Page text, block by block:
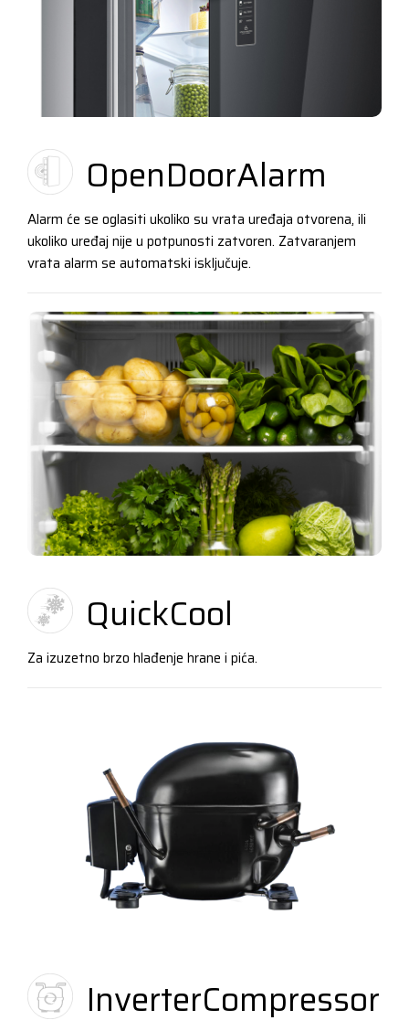
OpenDoorAlarm
Alarm će se oglasiti ukoliko su vrata uređaja otvorena, ili
ukoliko uređaj nije u potpunosti zatvoren. Zatvaranjem
vrata alarm se automatski isključuje.
QuickCool
Za izuzetno brzo hlađenje hrane i pića.
InverterCompressor